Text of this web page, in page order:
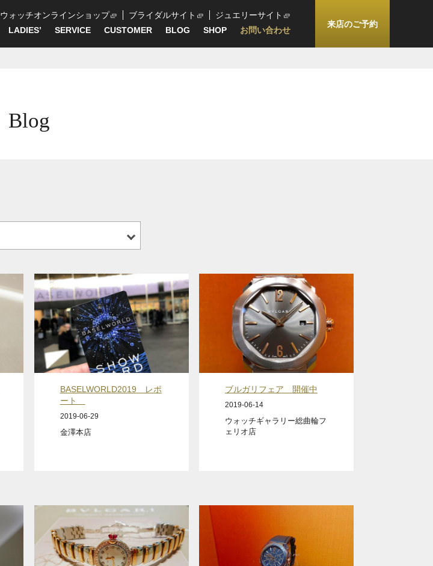
ウォッチオンラインショップ ブライダルサイト
ジュエリーサイト
LADIES’ SERVICE CUSTOMER BLOG SHOP お問い合わせ
来店のご予約
Blog
BASELWORLD2019 レポ
ート
2019-06-29
金澤本店
ブルガリフェア 開催中
2019-06-14
ウォッチギャラリー総曲輪フ
ェリオ店